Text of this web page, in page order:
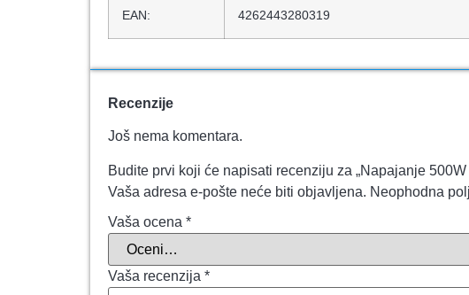
EAN: 4262443280319
Recenzije
Još nema komentara.
Budite prvi koji će napisati recenziju za „Napajanje
Vaša adresa e-pošte neće biti objavljena. Neophodna
Vaša ocena *
Vaša recenzija *